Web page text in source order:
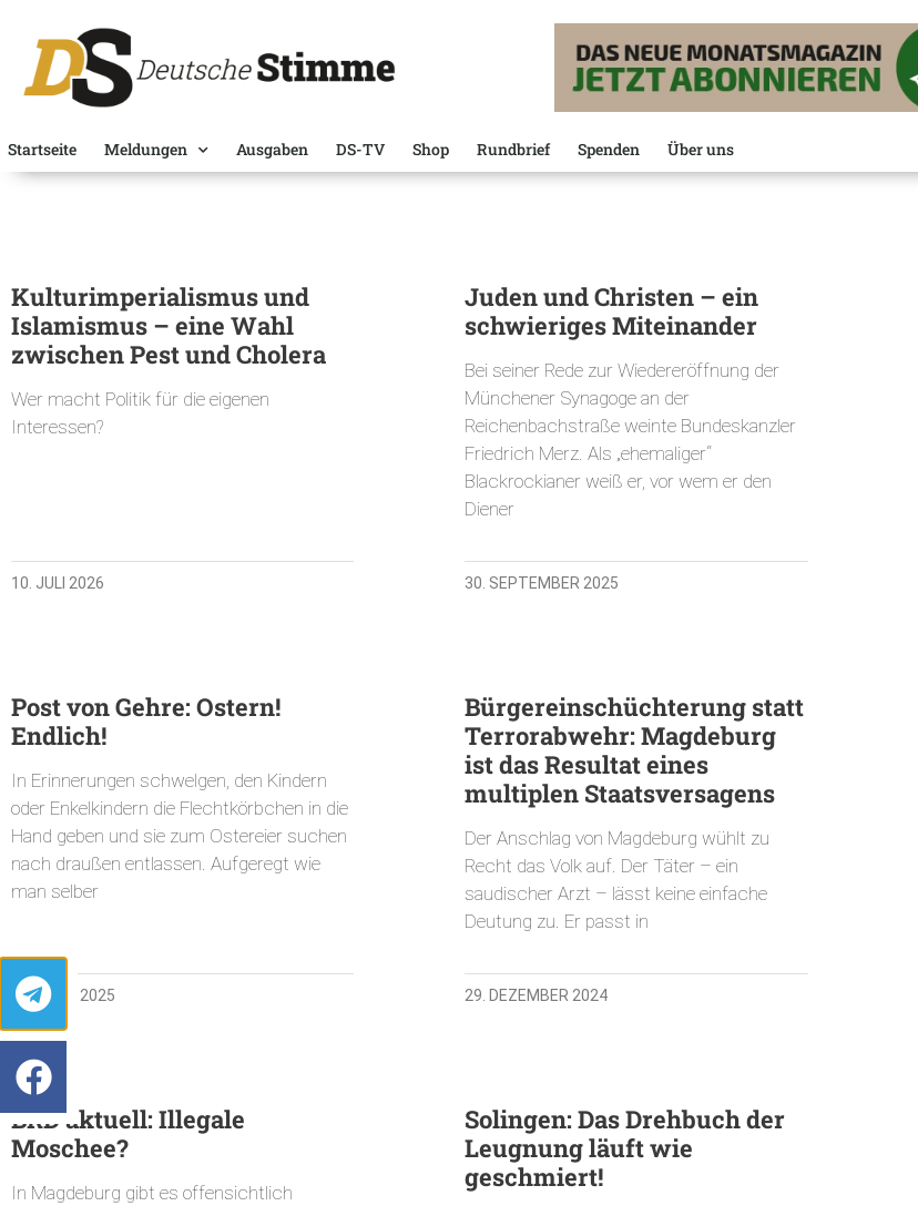
Startseite Meldungen Ausgaben DS-TV Shop Rundbrief Spenden Über uns
Kulturimperialismus und
Islamismus – eine Wahl
zwischen Pest und Cholera
Wer macht Politik für die eigenen
Interessen?
10. JULI 2026
Juden und Christen – ein
schwieriges Miteinander
Bei seiner Rede zur Wiedereröffnung der
Münchener Synagoge an der
Reichenbachstraße weinte Bundeskanzler
Friedrich Merz. Als „ehemaliger“
Blackrockianer weiß er, vor wem er den
Diener
30. SEPTEMBER 2025
Post von Gehre: Ostern!
Endlich!
In Erinnerungen schwelgen, den Kindern
oder Enkelkindern die Flechtkörbchen in die
Hand geben und sie zum Ostereier suchen
nach draußen entlassen. Aufgeregt wie
man selber
18. APRIL 2025
Bürgereinschüchterung statt
Terrorabwehr: Magdeburg
ist das Resultat eines
multiplen Staatsversagens
Der Anschlag von Magdeburg wühlt zu
Recht das Volk auf. Der Täter – ein
saudischer Arzt – lässt keine einfache
Deutung zu. Er passt in
29. DEZEMBER 2024
BRD aktuell: Illegale
Moschee?
In Magdeburg gibt es offensichtlich
Solingen: Das Drehbuch der
Leugnung läuft wie
geschmiert!